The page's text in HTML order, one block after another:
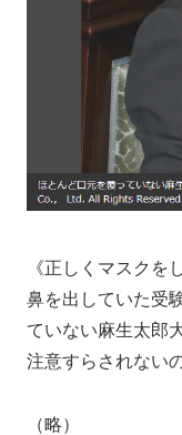
《正しくマスクを
鼻を出していた受
ていない麻生太郎
注意すらされない
（略）